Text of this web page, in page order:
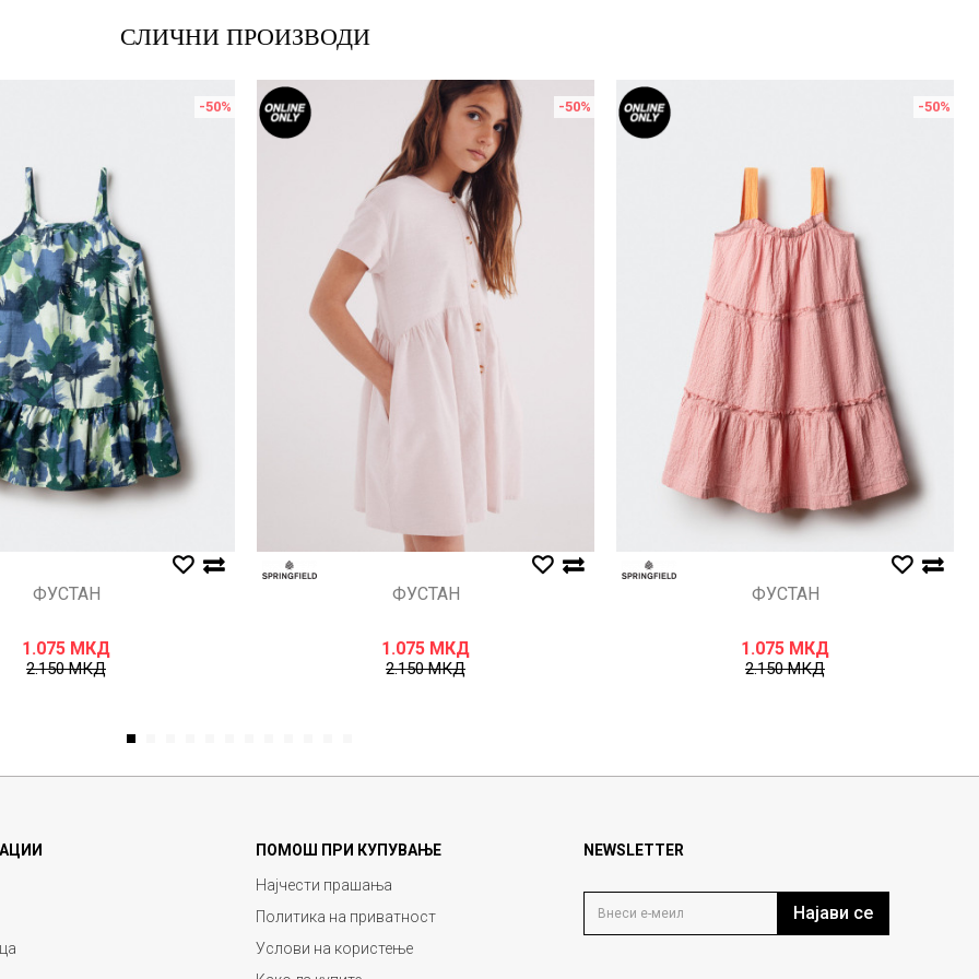
СЛИЧНИ ПРОИЗВОДИ
-50%
ФУСТАН
1.075 МКД
2.150МКД
-50%
ФУСТАН
1.075 МКД
2.150МКД
-50%
ФУСТАН
1.075 МКД
2.150МКД
1
ПОМОШ ПРИ КУПУВАЊЕ
Најчести прашања
Политика на приватност
Услови на користење
NEWSLETTER
Најави се